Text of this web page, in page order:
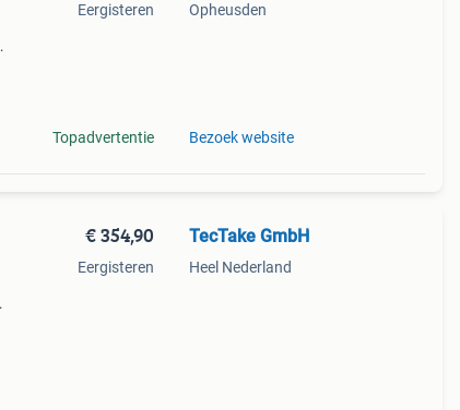
Eergisteren
Topadvertentie
Opheusden
Bezoek website
€ 354,90
Eergisteren
TecTake GmbH
Heel Nederland